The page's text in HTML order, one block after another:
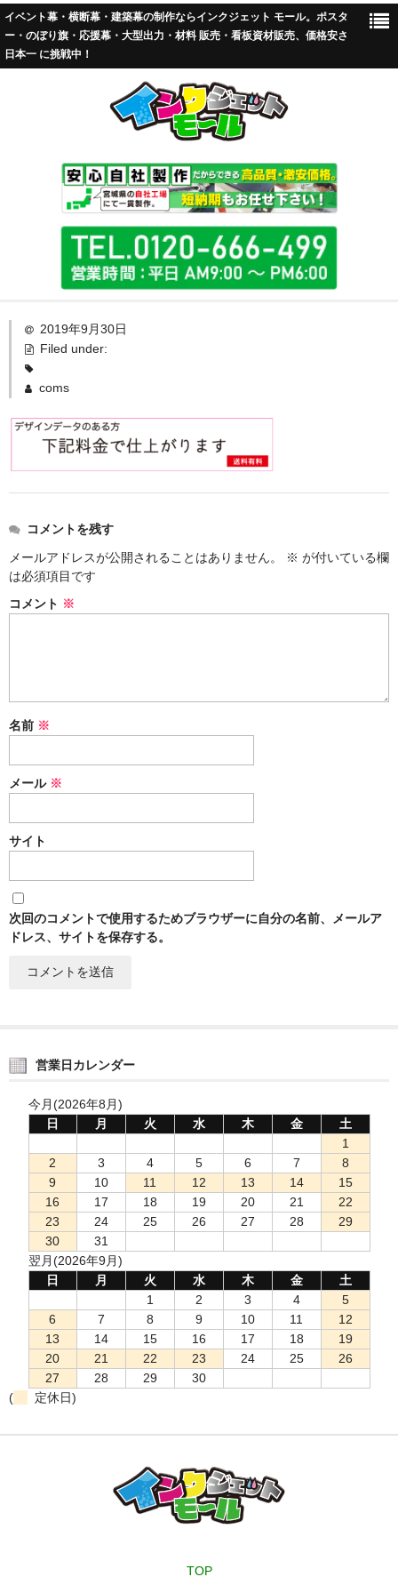
イベント幕・横断幕・建築幕の制作ならインクジェット モール。ポスタ
ー・のぼり旗・応援幕・大型出力・材料 販売・看板資材販売、価格安さ
日本一 に挑戦中！
TOP
標準加工
お見積り
ご注文
会社概要
2019年9月30日
Filed under:
coms
コメントを残す
メールアドレスが公開されることはありません。
※ が付いている欄
は必須項目です
コメント ※
名前 ※
メール ※
サイト
次回のコメントで使用するためブラウザーに自分の名前、メールア
ドレス、サイトを保存する。
営業日カレンダー
今月(2026年8月)
日
月 火 水 木 金
土
1
2
3 4 5 6 7
8
9
10 11 12 13 14
15
16
17 18 19 20 21
22
23
24 25 26 27 28
29
30
31
翌月(2026年9月)
日
月 火 水 木 金
土
1
2 3 4
5
6
7 8 9 10 11
12
13
14 15 16 17 18
19
20
21 22 23 24 25
26
27
28 29
30
(
定休日)
TOP